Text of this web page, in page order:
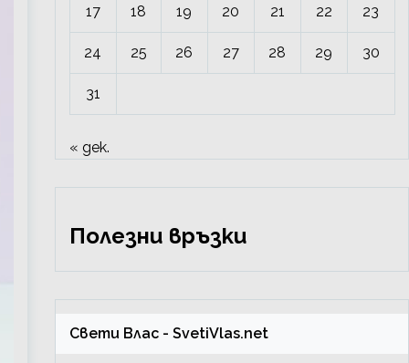
17 18 19 20 21 22 23
24 25 26 27 28 29 30
31
« дек.
Полезни връзки
Свети Влас- SvetiVlas.net